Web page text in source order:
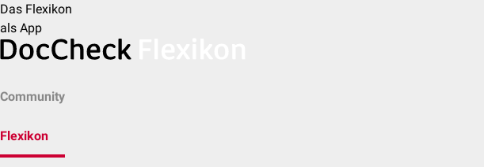
Das Flexikon
als App
Community
Flexikon